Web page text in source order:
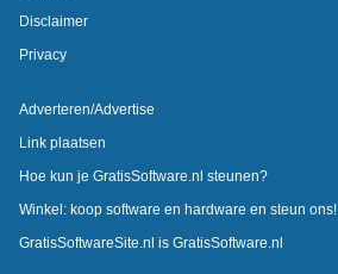
Disclaimer
Privacy
Adverteren/Advertise
Link plaatsen
Hoe kun je GratisSoftware.nl steunen?
Winkel: koop software en hardware en steun ons!
GratisSoftwareSite.nl is GratisSoftware.nl